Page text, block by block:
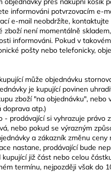
informováni potvrzovacím e-
e-mail neobdržíte, kontaktujte
zboží není momentálně
informováni. Pokud v
pošty nebo telefonicky,
může objednávku
je kupující povinen
zboží "na objednávku",
doprava atp.)
- prodávající si vyhrazuje právo
nebo pokud se výrazným
a zákazník změnu ceny
nastane, prodávající bude
již část nebo celou
termínu, nejpozději však do